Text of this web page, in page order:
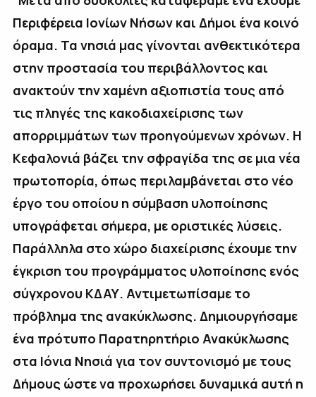
Περιφέρεια Ιονίων Νήσων και Δήμοι ένα κοινό
όραμα. Τα νησιά μας γίνονται ανθεκτικότερα
στην προστασία του περιβάλλοντος και
ανακτούν την χαμένη αξιοπιστία τους από
τις πληγές της κακοδιαχείρισης των
απορριμμάτων των προηγούμενων χρόνων. Η
Κεφαλονιά βάζει την σφραγίδα της σε μια νέα
πρωτοπορία, όπως περιλαμβάνεται στο νέο
έργο του οποίου η σύμβαση υλοποίησης
υπογράφεται σήμερα, με οριστικές λύσεις.
Παράλληλα στο χώρο διαχείρισης έχουμε την
έγκριση του προγράμματος υλοποίησης ενός
σύγχρονου ΚΔΑΥ. Αντιμετωπίσαμε το
πρόβλημα της ανακύκλωσης. Δημιουργήσαμε
ένα πρότυπο Παρατηρητήριο Ανακύκλωσης
στα Ιόνια Νησιά για τον συντονισμό με τους
Δήμους ώστε να προχωρήσει δυναμικά αυτή η